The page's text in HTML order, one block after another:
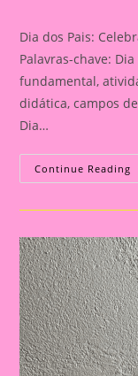
Dia dos Pais:
Palavras-chave:
fundamental,
didática, campos
Dia…
Continue Reading
|